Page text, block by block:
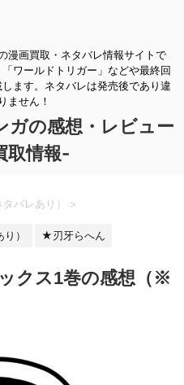
漫画買取・ネタバレ情報サイトで
ワールドトリガー」などや最終回
ます。ネタバレは発売後であり違
ません！
ガの感想・レビュー
取情報-
バレあり） >
） ★刃牙らへん
クス1巻の感想（※